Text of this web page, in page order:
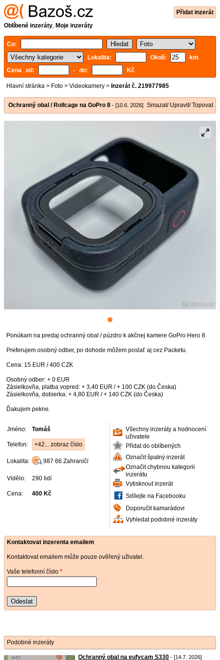
Přidat inzerát
Oblíbené inzeráty, Moje inzeráty
Co:
Lokalita:
Okolí:
km
Cena od:
- do: Kč
Hlavní stránka > Foto > Videokamery > Inzerát č. 219977985
Ochranný obal / Rollcage na GoPro 8 - [10.6. 2026] Smazat/ Upravit/ Topovat
Ponúkam na predaj ochranný obal / púzdro k akčnej kamere GoPro Hero 8.
Preferujem osobný odber, po dohode môžem poslať aj cez Packetu.
Cena: 15 EUR / 400 CZK
Osobný odber: + 0 EUR
Zásielkovňa, platba vopred: + 3,40 EUR / + 100 CZK (do Česka)
Zásielkovňa, dobierka: + 4,80 EUR / + 140 CZK (do Česka)
Ďakujem pekne.
Jméno: Tomáš
Telefon: +42... zobraz číslo
Lokalita: 987 66 Zahraničí
Vidělo: 290 lidí
Cena: 400 Kč
Všechny inzeráty a hodnocení
uživatele
Přidat do oblíbených
Označit špatný inzerát
Označit chybnou kategorii
inzerátu
Vytisknout inzerát
Sdílejte na Facebooku
Doporučit kamarádovi
Vyhledat podobné inzeráty
Kontaktovat inzerenta emailem
Kontaktovat emailem může pouze ověřený uživatel.
Vaše telefonní číslo *
Odeslat
Podobné inzeráty
Ochranný obal na eufycam S330 - [14.7. 2026]